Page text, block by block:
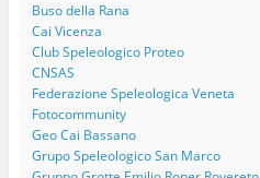
Buso della Rana
Cai Vicenza
Club Speleologico Proteo
CNSAS
Federazione Speleologica Veneta
Fotocommunity
Geo Cai Bassano
Grupo Speleologico San Marco